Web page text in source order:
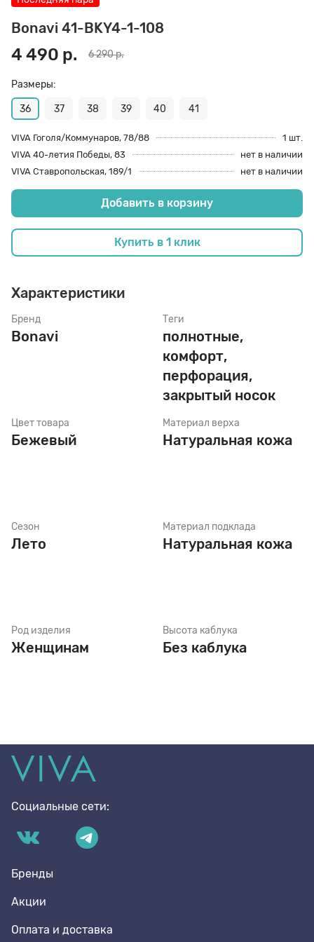
Bonavi 41-BKY4-1-108
4 490 р. 6 290 р.
Размеры:
36 37 38 39 40 41
VIVA Гоголя/Коммунаров, 78/88
1 шт.
VIVA 40-летия Победы, 83
нет в наличии
VIVA Ставропольская, 189/1
нет в наличии
Добавить в корзину
Купить в 1 клик
Характеристики
Бренд
Bonavi
Цвет товара
Бежевый
Сезон
Лето
Род изделия
Женщинам
Теги
полнотные,
комфорт,
перфорация,
закрытый носок
Материал верха
Натуральная кожа
Материал подклада
Натуральная кожа
Высота каблука
Без каблука
Социальные сети:
Бренды
Акции
Оплата и доставка
70 den
Подпяточники
Пропитка
Пяткоудерживатели
Растяжитель и Очиститель